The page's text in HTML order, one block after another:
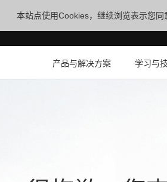
本站点使用Cookies，继续浏览表示您同
产品与解决方案 学习与